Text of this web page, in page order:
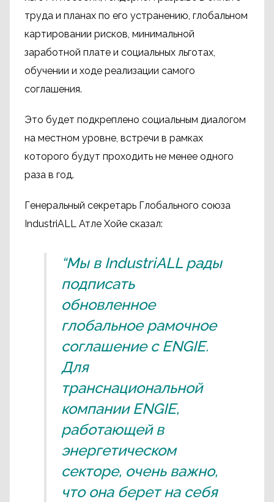
труда и планах по его устранению, глобальном
картировании рисков, минимальной
заработной плате и социальных льготах,
обучении и ходе реализации самого
соглашения.
Это будет подкреплено социальным диалогом
на местном уровне, встречи в рамках
которого будут проходить не менее одного
раза в год.
Генеральный секретарь Глобального союза
IndustriALL Атле Хойе сказал:
“Мы в IndustriALL рады
подписать
обновленное
глобальное рамочное
соглашение с ENGIE.
Для
транснациональной
компании ENGIE,
работающей в
энергетическом
секторе, очень важно,
что она берет на себя